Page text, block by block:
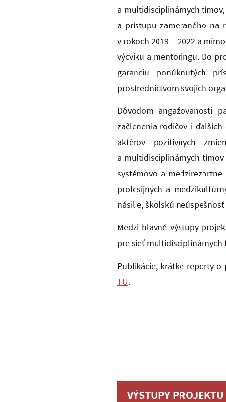
a multidisciplinárnych
a prístupu zameraného na
v rokoch 2019 – 2022 a
výcviku a mentoringu. Do
garanciu ponúknutých
prostredníctvom svojich
Dôvodom angažovanosti
začlenenia rodičov i
aktérov pozitívnych
a multidisciplinárnych tímov
systémovo a
profesijných a
násilie, školskú
Medzi hlavné výstupy
pre sieť multidisciplinárnych
Publikácie, krátke reporty
TU.
VÝSTUPY PROJEKTU